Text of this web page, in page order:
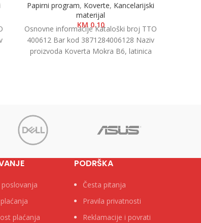
Papirni program, Koverte, Kancelarijski
materijal
KM0.10
Osnovne informacije Kataloški broj TTO
400612 Bar kod 3871284006128 Naziv
proizvoda Koverta Mokra B6, latinica
poslovanja
plaćanja
PODRŠKA
Česta pitanja
Pravila privatnosti
Reklamacije i povrati